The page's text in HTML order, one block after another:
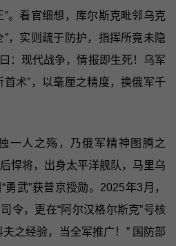
”。看官细想，库尔斯克毗邻乌克
”，实则疏于防护，指挥所竟未隐
：现代战争，情报即生死！乌军
首术”，以毫厘之精度，换俄军千
一人之殇，乃俄军精神图腾之
悍将，出身太平洋舰队，马里乌
武”获普京授勋。2025年3月，
令，更在“阿尔汉格尔斯克”号核
之经验，当全军推广！” 国防部